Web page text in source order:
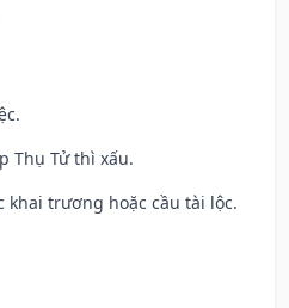
Thụ Tử thì xấu.
khai trương hoặc cầu tài lộc.